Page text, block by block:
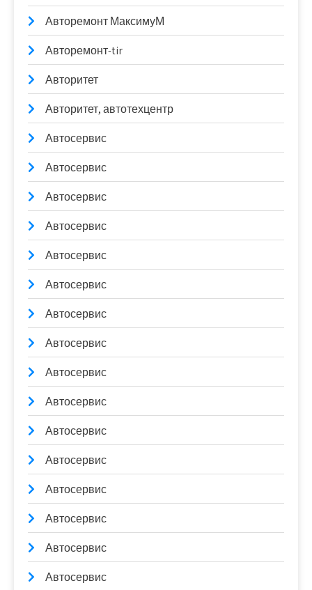
Авторемонт МаксимуМ
Авторемонт-tir
Авторитет
Авторитет, автотехцентр
Автосервис
Автосервис
Автосервис
Автосервис
Автосервис
Автосервис
Автосервис
Автосервис
Автосервис
Автосервис
Автосервис
Автосервис
Автосервис
Автосервис
Автосервис
Автосервис